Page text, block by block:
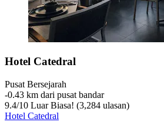
Hotel Catedral
Pusat Bersejarah
‐0.43 km dari pusat bandar
9.4/10 Luar Biasa! (3,284 ulasan)
Hotel Catedral